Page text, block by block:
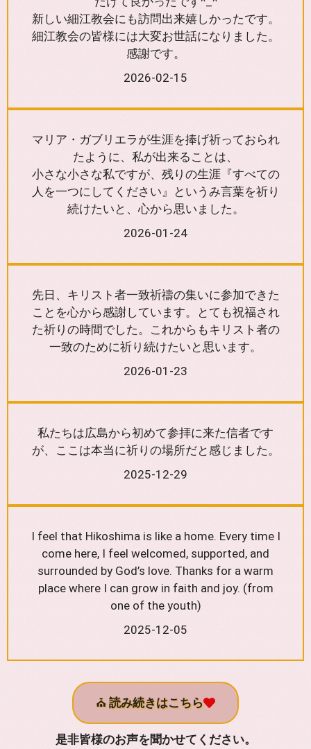
新しい細江教会にも訪問出来嬉しかったです。
細江教会の皆様には大変お世話になりました。
感謝です。
2026-02-15
マリア・ガブリエラが生涯を捧げ祈っておられ
たように、私が出来ることは、
小さな小さな私ですが、残りの生涯『すべての
人を一つにしてください』というみ言葉を祈り
続けたいと、心から思いました。
2026-01-24
先日、キリスト者一致祈禱の集いに参加できた
ことを心から感謝しています。とても祝福され
た祈りの時間でした。これからもキリスト者の
一致のために祈り続けたいと思います。
2026-01-23
私たちは広島から初めて参拝に来た信者です
が、ここは本当に祈りの場所だと感じました。
2025-12-29
I feel that Hikoshima is like a home. Every time I
come here, I feel welcomed, supported, and
surrounded by God’s love. Thanks for a warm
place where I can grow in faith and joy. (from
one of the youth)
2025-12-05
⛪読み続きはこちら
是非皆様のお声を聞かせてください。